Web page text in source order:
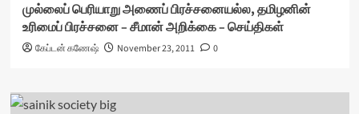
முல்லைப் பெரியாறு அணைப் பிரச்சனையல்ல, தமிழனின்
உரிமைப் பிரச்சனை – சீமான் அறிக்கை – செய்திகள்
கேப்டன் கணேஷ் November 23, 2011 0